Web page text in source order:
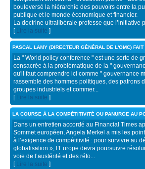
bouleversé la hiérarchie des pouvoirs entre la
publique et le monde économique et financier.
La doctrine ultralibérale professe que l’initiative
[ Lire la suite ]
PASCAL LAMY (DIRECTEUR GÉNÉRAL DE L'OMC)
La " World policy conference " est une sorte de
consacrée à la problématique de la "
qu'il faut comprendre ici comme " gouvernance
rassemble des hommes politiques, des patrons
groupes industriels et commer...
[ Lire la suite ]
LA COURSE À LA COMPÉTITIVITÉ OU PANURGE AU
Dans un entretien accordé au Financial Times
Sommet européen, Angela Merkel a mis les
à l’exigence de compétitivité : pour survivre au
globalisation », l’Europe devra poursuivre
voie de l’austérité et des réfo...
[ Lire la suite ]